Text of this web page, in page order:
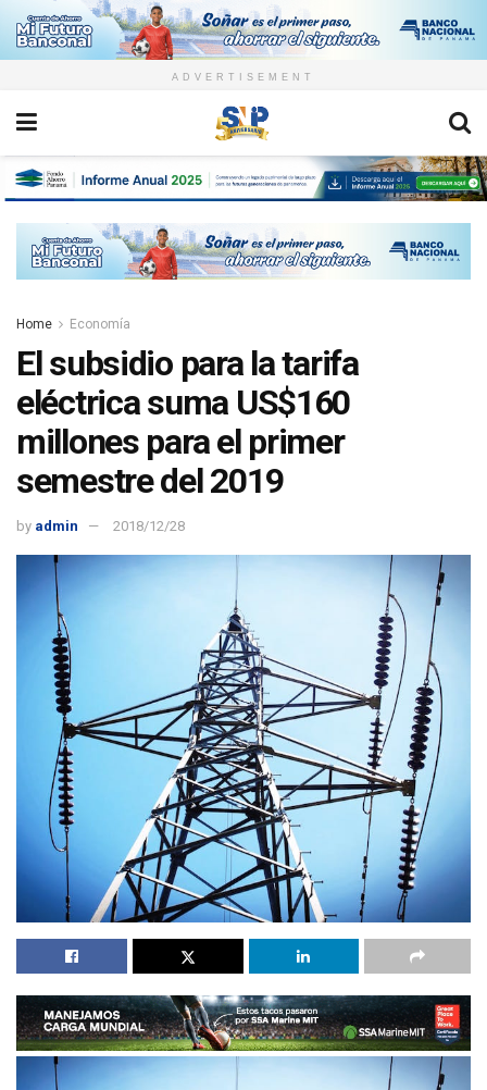
ADVERTISEMENT
Home Economía
El subsidio para la tarifa
eléctrica suma US$160
millones para el primer
semestre del 2019
by admin 2018/12/28